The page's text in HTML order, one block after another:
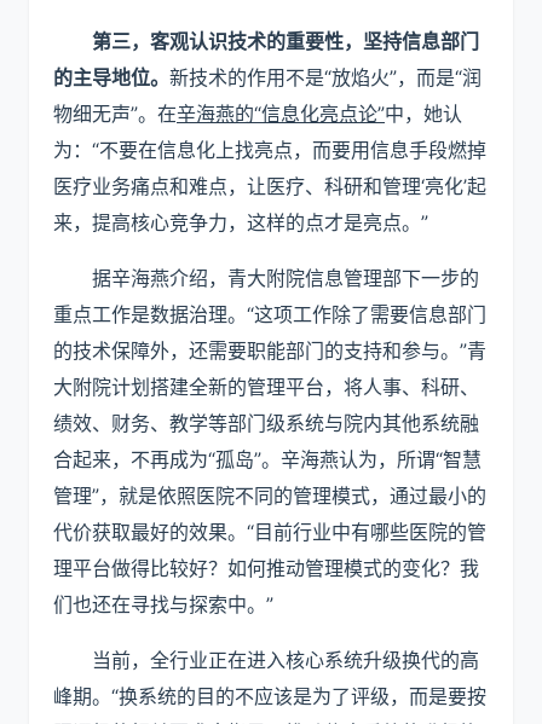
第三，客观认识技术的重要性，坚持信息部门
的主导地位。 新技术的作用不是“放焰火”，而是“润
物细无声”。在辛海燕的“信息化亮点论”中，她认
为：“不要在信息化上找亮点，而要用信息手段燃掉
医疗业务痛点和难点，让医疗、科研和管理‘亮化’起
来，提高核心竞争力，这样的点才是亮点。”
据辛海燕介绍，青大附院信息管理部下一步的
重点工作是数据治理。“这项工作除了需要信息部门
的技术保障外，还需要职能部门的支持和参与。”青
大附院计划搭建全新的管理平台，将人事、科研、
绩效、财务、教学等部门级系统与院内其他系统融
合起来，不再成为“孤岛”。辛海燕认为，所谓“智慧
管理”，就是依照医院不同的管理模式，通过最小的
代价获取最好的效果。“目前行业中有哪些医院的管
理平台做得比较好？如何推动管理模式的变化？我
们也还在寻找与探索中。”
当前，全行业正在进入核心系统升级换代的高
峰期。“换系统的目的不应该是为了评级，而是要按